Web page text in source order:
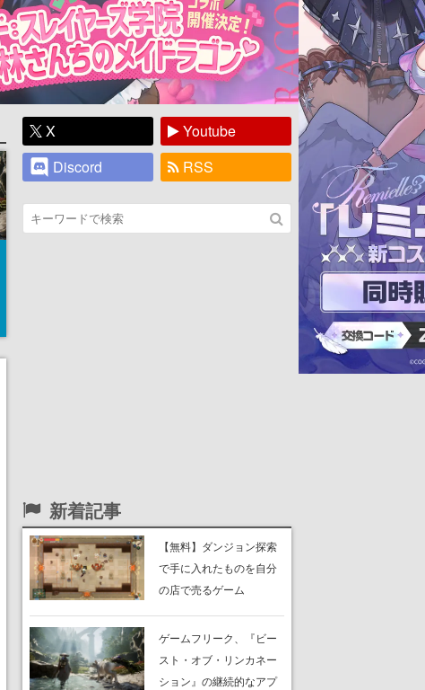
X
Youtube
Discord
RSS
新着記事
【無料】ダンジョン探索
で手に入れたものを自分
の店で売るゲーム
にて無料配布中！続編
『Moonlighter 2』の9月2
日正式リリースを記念し
ゲームフリーク、『ビー
スト・オブ・リンカネー
ション』の継続的なアプ